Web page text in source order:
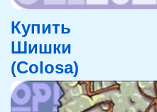
Купить
Шишки
(Colosa)